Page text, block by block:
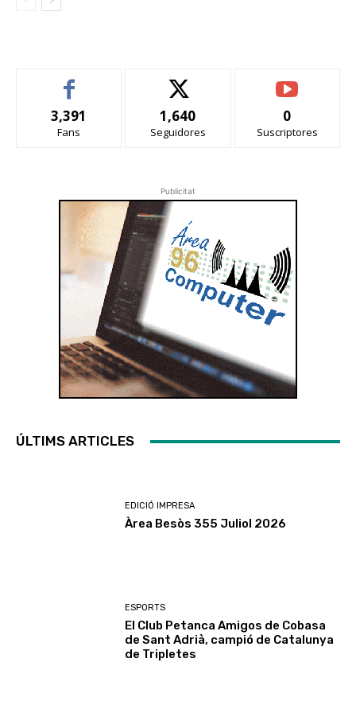
3,391
Fans
1,640
Seguidores
0
Suscriptores
Publicitat
ÚLTIMS ARTICLES
EDICIÓ IMPRESA
Àrea Besòs 355 Juliol 2026
ESPORTS
El Club Petanca Amigos de Cobasa
de Sant Adrià, campió de Catalunya
de Tripletes